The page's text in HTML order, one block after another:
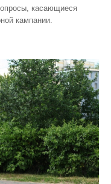
касающиеся
кампании.